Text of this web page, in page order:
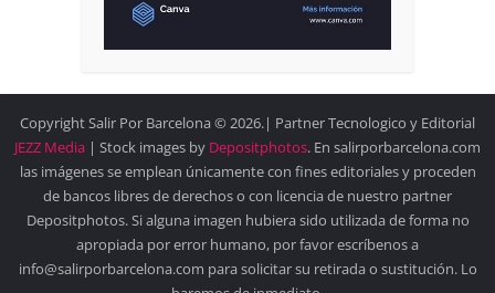
Copyright Salir Por Barcelona © 2026.| Partner Tecnologico y Editorial
JEZZ Media | Stock images by Depositphotos. En salirporbarcelona.com
las imágenes se emplean únicamente con fines editoriales y proceden
de bancos libres de derechos o con licencia de nuestro partner
Depositphotos. Si alguna imagen hubiera sido utilizada de forma no
apropiada por error humano, por favor escríbenos a
info@salirporbarcelona.com para solicitar su retirada o sustitución. Lo